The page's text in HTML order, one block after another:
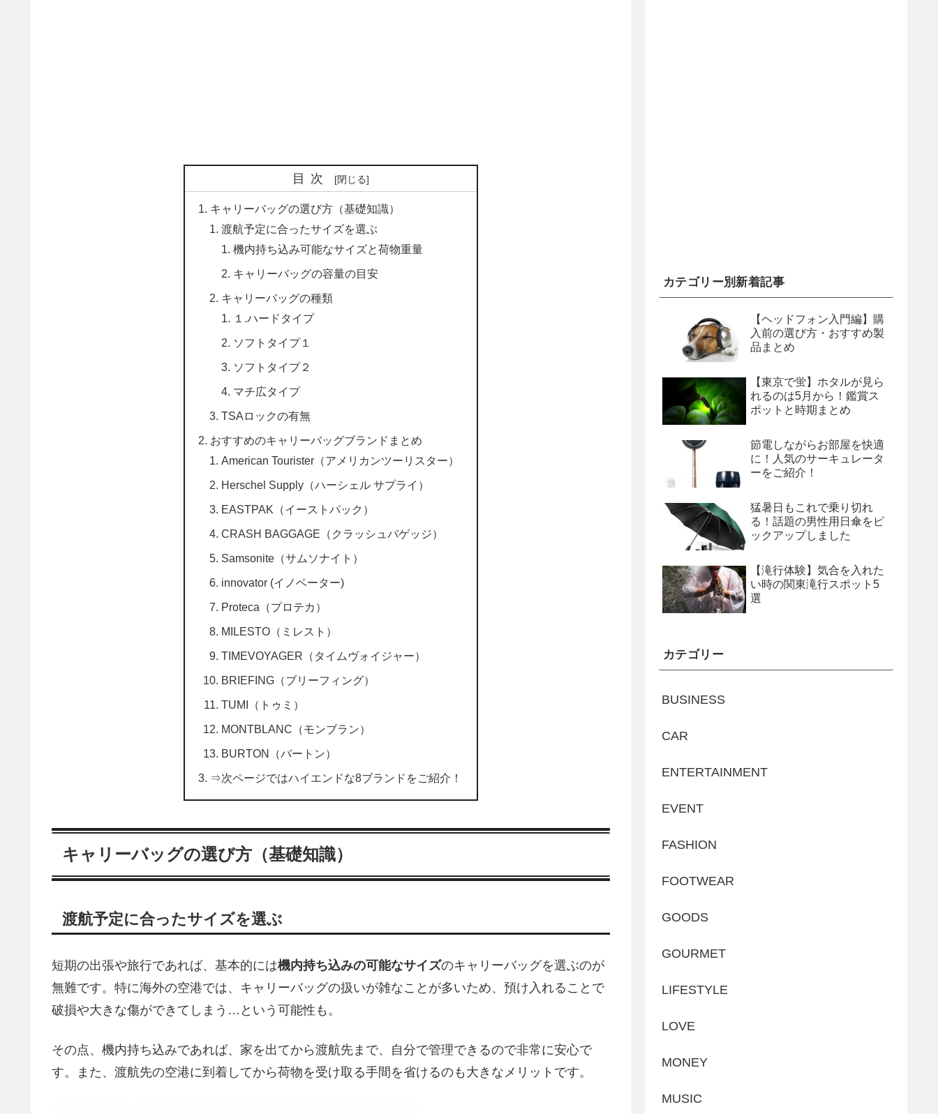
目次
キャリーバッグの選び方（基礎知識）
渡航予定に合ったサイズを選ぶ
機内持ち込み可能なサイズと荷物重量
キャリーバッグの容量の目安
キャリーバッグの種類
１.ハードタイプ
ソフトタイプ１
ソフトタイプ２
マチ広タイプ
TSAロックの有無
おすすめのキャリーバッグブランドまとめ
American Tourister（アメリカンツーリスター）
Herschel Supply（ハーシェル サプライ）
EASTPAK（イーストパック）
CRASH BAGGAGE（クラッシュバゲッジ）
Samsonite（サムソナイト）
innovator (イノベーター)
Proteca（プロテカ）
MILESTO（ミレスト）
TIMEVOYAGER（タイムヴォイジャー）
BRIEFING（ブリーフィング）
TUMI（トゥミ）
MONTBLANC（モンブラン）
BURTON（バートン）
⇒次ページではハイエンドな8ブランドをご紹介！
キャリーバッグの選び方（基礎知識）
渡航予定に合ったサイズを選ぶ
短期の出張や旅行であれば、基本的には機内持ち込みの可能なサイズのキャリーバッグを選ぶのが
無難です。特に海外の空港では、キャリーバッグの扱いが雑なことが多いため、預け入れることで
破損や大きな傷ができてしまう…という可能性も。
その点、機内持ち込みであれば、家を出てから渡航先まで、自分で管理できるので非常に安心で
す。また、渡航先の空港に到着してから荷物を受け取る手間を省けるのも大きなメリットです。
カテゴリー別新着記事
【ヘッドフォン入門編】購
入前の選び方・おすすめ製
品まとめ
【東京で蛍】ホタルが見ら
れるのは5月から！鑑賞ス
ポットと時期まとめ
節電しながらお部屋を快適
に！人気のサーキュレータ
ーをご紹介！
猛暑日もこれで乗り切れ
る！話題の男性用日傘をピ
ックアップしました
【滝行体験】気合を入れた
い時の関東滝行スポット5
選
カテゴリー
BUSINESS
CAR
ENTERTAINMENT
EVENT
FASHION
FOOTWEAR
GOODS
GOURMET
LIFESTYLE
LOVE
MONEY
MUSIC